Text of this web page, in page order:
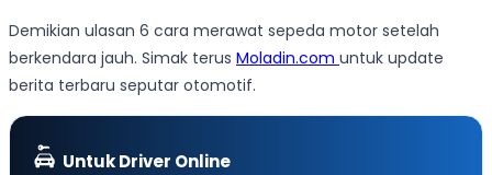
Demikian ulasan 6 cara merawat sepeda motor setelah
berkendara jauh. Simak terus Moladin.com untuk update
berita terbaru seputar otomotif.
Untuk Driver Online